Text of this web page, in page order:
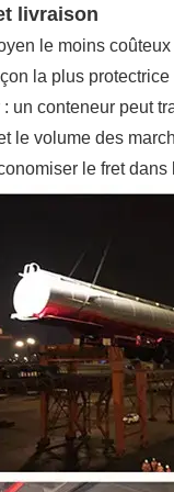
livraison
le moins
la plus
un conteneur peut
le volume des
le fret